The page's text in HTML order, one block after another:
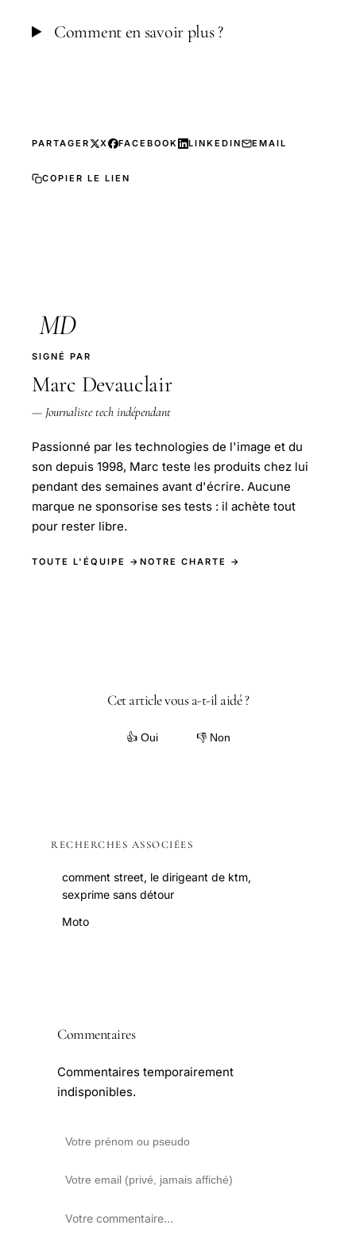
Comment en savoir plus ?
PARTAGER X FACEBOOK LINKEDIN EMAIL
COPIER LE LIEN
MD
SIGNÉ PAR
Marc Devauclair
— Journaliste tech indépendant
Passionné par les technologies de l'image et du
son depuis 1998, Marc teste les produits chez lui
pendant des semaines avant d'écrire. Aucune
marque ne sponsorise ses tests : il achète tout
pour rester libre.
TOUTE L'ÉQUIPE → NOTRE CHARTE →
Cet article vous a-t-il aidé ?
👍 Oui 👎 Non
RECHERCHES ASSOCIÉES
comment street, le dirigeant de ktm,
sexprime sans détour
Moto
Commentaires
Commentaires temporairement
indisponibles.